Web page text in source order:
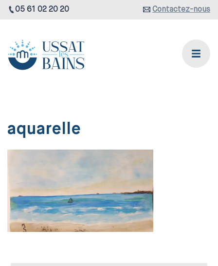
05 61 02 20 20 Contactez-nous
aquarelle